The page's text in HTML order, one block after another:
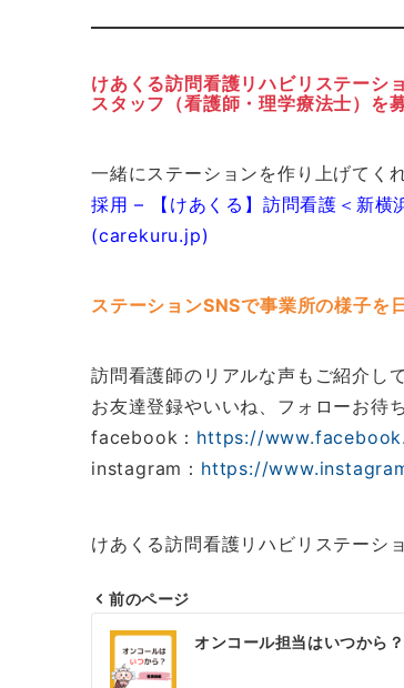
けあくる訪問看護リハビリステーシ
スタッフ（看護師・理学療法士）を
一緒にステーションを作り上げてく
採用 – 【けあくる】訪問看護＜新横
(carekuru.jp)
ステーションSNSで事業所の様子を
訪問看護師のリアルな声もご紹介し
お友達登録やいいね、フォローお待
facebook： https://
instagram： https://
けあくる訪問看護リハビリステーシ
投
稿
前のページ
オンコール担当はいつから？